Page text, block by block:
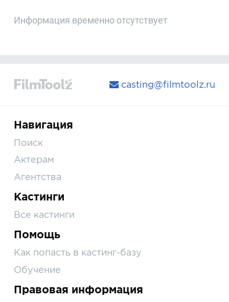
Информация временно отсутствует
casting@filmtoolz.ru
Навигация
Поиск
Актерам
Агентства
Кастинги
Все кастинги
Помощь
Как попасть в кастинг-базу
Обучение
Правовая информация